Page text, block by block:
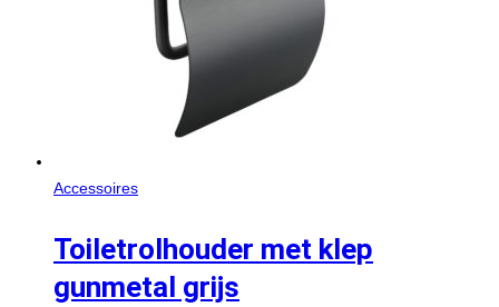
Accessoires
Toiletrolhouder met klep
gunmetal grijs